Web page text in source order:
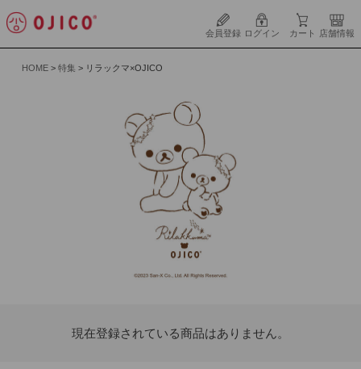
会員登録 ログイン カート 店舗情報
HOME 特集 リラックマ×OJICO
現在登録されている商品はありません。